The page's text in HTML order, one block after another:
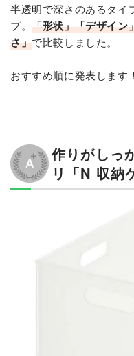
半透明で深さのあるタイ
プ。「形状」「デザイン
さ」で比較しました。
おすすめ順に発表します！
作りがしっ
リ「N 収納